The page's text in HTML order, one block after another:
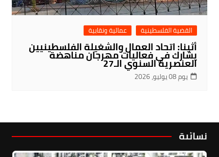
القضية الفلسطينية عمالية ونقابية
أثينا: اتحاد العمال والشغيلة الفلسطينيين
يشارك في فعاليات مهرجان مناهضة
العنصرية السنوي الـ27
يوم 08 يوليو، 2026
نسائية